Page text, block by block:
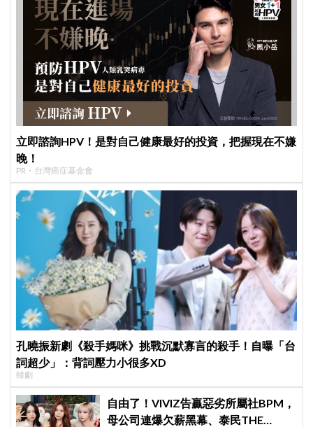
立即諮詢HPV！是對自己健康最好的投資，把握現在不嫌
晚！
PR・台灣癌症基金會
孔曉振新劇《殺手媽咪》挑戰沉默寡言的殺手！自曝「台
詞超少」：背詞壓力小很多XD
韓劇
自由了！VIVIZ告贏惡劣所屬社BPM，
母公司連爆欠薪黑幕、泰民THE